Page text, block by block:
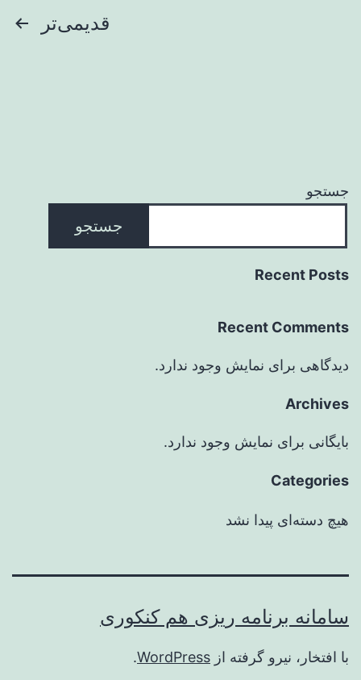
قدیمی‌تر
جستجو
جستجو
Recent Posts
Recent Comments
دیدگاهی برای نمایش وجود ندارد.
Archives
بایگانی برای نمایش وجود ندارد.
Categories
هیچ دسته‌ای پیدا نشد
سامانه برنامه ریزی هم کنکوری
با افتخار، نیرو گرفته از WordPress
.